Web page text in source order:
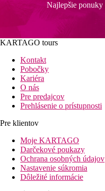
Najlepšie ponuky
KARTAGO tours
Kontakt
Pobočky
Kariéra
O nás
Pre predajcov
Prehlásenie o prístupnosti
Pre klientov
Moje KARTAGO
Darčekové poukazy
Ochrana osobných údajov
Nastavenie súkromia
Dôležité informácie